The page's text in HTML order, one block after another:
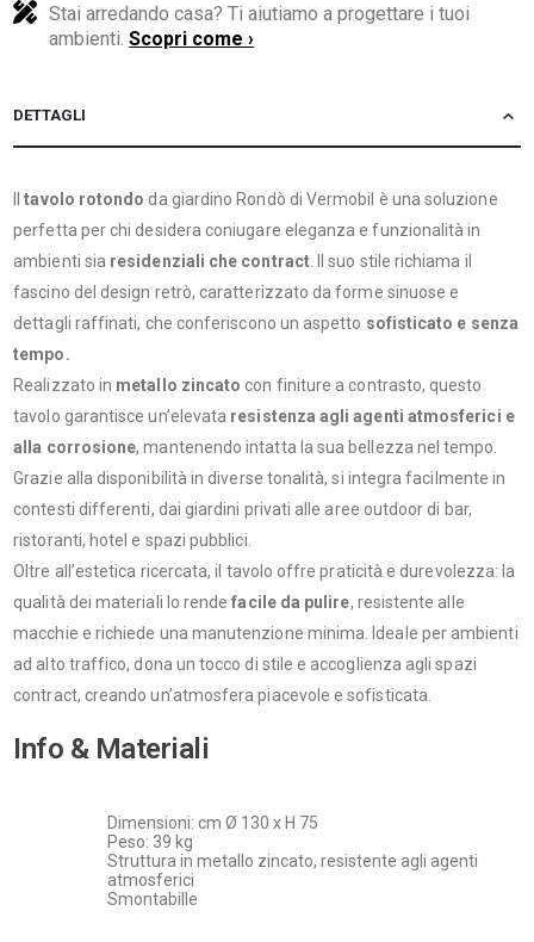
Stai arredando casa? Ti aiutiamo a progettare i tuoi
ambienti.Scopri come ›
DETTAGLI
Iltavolo rotondo da giardino Rondò di Vermobil è una soluzione
perfetta per chi desidera coniugare eleganza e funzionalità in
ambienti sia residenziali che contract. Il suo stile richiama il
fascino del design retrò, caratterizzato da forme sinuose e
dettagli raffinati, che conferiscono un aspetto sofisticato e senza
tempo.
Realizzato in metallo zincato con finiture a contrasto, questo
tavolo garantisce un’elevata resistenza agli agenti atmosferici e
alla corrosione, mantenendo intatta la sua bellezza nel tempo.
Grazie alla disponibilità in diverse tonalità, si integra facilmente in
contesti differenti, dai giardini privati alle aree outdoor di bar,
ristoranti, hotel e spazi pubblici.
Oltre all’estetica ricercata, il tavolo offre praticità e durevolezza: la
qualità dei materiali lo rendefacile da pulire, resistente alle
macchie e richiede una manutenzione minima. Ideale per ambienti
ad alto traffico, dona un tocco di stile e accoglienza agli spazi
contract, creando un’atmosfera piacevole e sofisticata.
Info & Materiali
Dimensioni: cm Ø 130 x H 75
Peso: 39 kg
Struttura in metallo zincato, resistente agli agenti
atmosferici
Smontabille